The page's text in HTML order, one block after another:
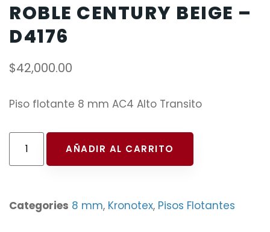
ROBLE CENTURY BEIGE –
D4176
$42,000.00
Piso flotante 8 mm AC4 Alto Transito
AÑADIR AL CARRITO
Categories 8 mm, Kronotex, Pisos Flotantes